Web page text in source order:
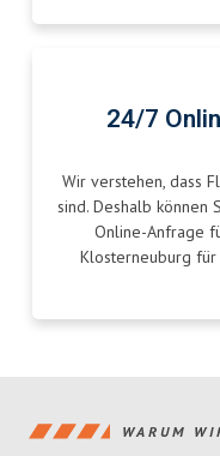
24/7
Wir verstehen, dass
sind. Deshalb können
Online-Anfrage
Klosterneuburg
WARUM